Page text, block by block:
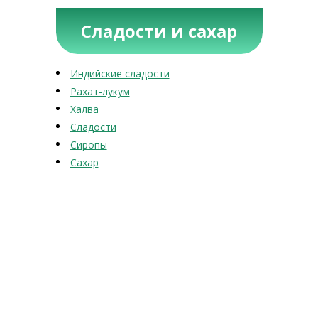
Сладости и сахар
Индийские сладости
Рахат-лукум
Халва
Сладости
Сиропы
Сахар